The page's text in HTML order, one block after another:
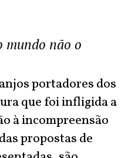
mundo não o
portadores dos
que foi infligida a
à incompreensão
propostas de